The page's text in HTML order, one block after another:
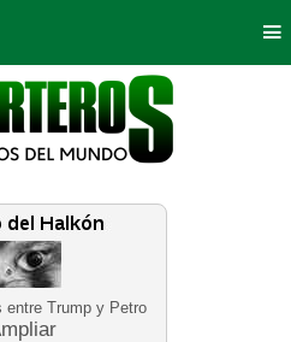
entre Trump y Petro
Bogotá
Deportes
Neira